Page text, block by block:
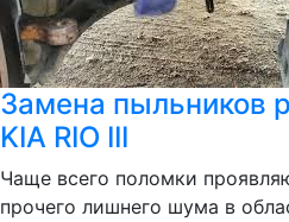
Замена пыльников
KIA RIO III
Чаще всего поломки
прочего лишнего шума в